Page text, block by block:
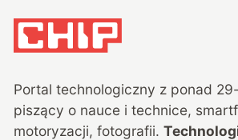
Portal technologiczny z ponad 29
piszący o nauce i technice,
motoryzacji, fotografii.